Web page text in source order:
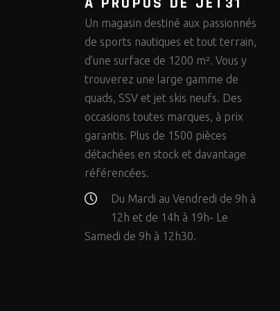
Un magasin destiné aux passionnés
de sports nautiques et tout terrain,
d’une surface de 1200 m². Vous y
trouverez une large gamme de
quads, SSV et jet skis neufs. Des
occasions toutes marques, à prix
garantis. Plus de 1500 pièces
détachées en stock et davantage
référencées.
Du Mardi au Vendredi de 9h à
12h et de 14h à 19h- Le
Samedi de 9h à 12h30.